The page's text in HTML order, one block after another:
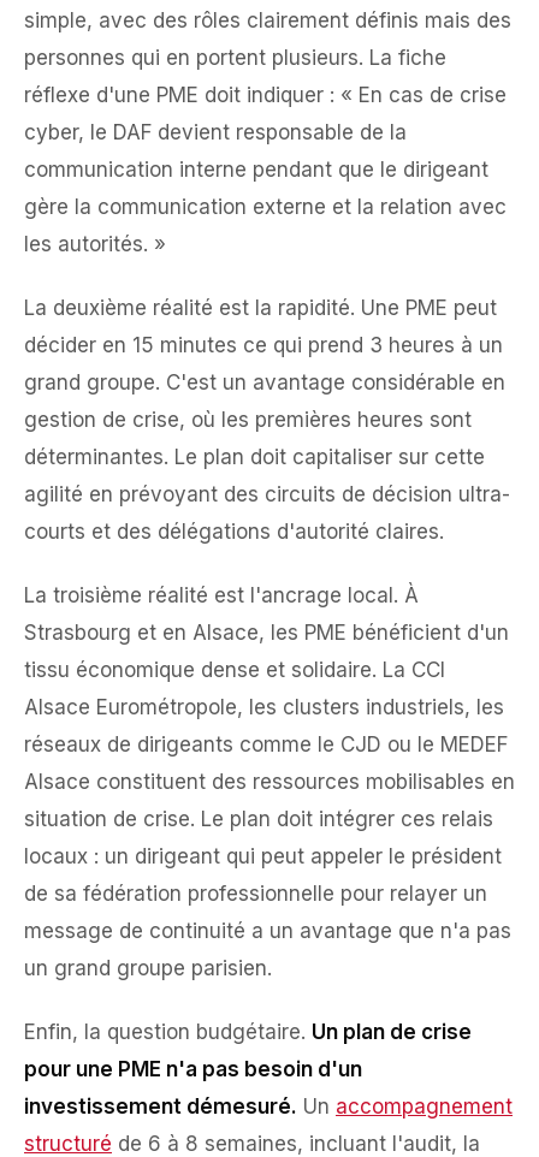
simple, avec des rôles clairement définis mais des
personnes qui en portent plusieurs. La fiche
réflexe d'une PME doit indiquer : « En cas de crise
cyber, le DAF devient responsable de la
communication interne pendant que le dirigeant
gère la communication externe et la relation avec
les autorités. »
La deuxième réalité est la rapidité. Une PME peut
décider en 15 minutes ce qui prend 3 heures à un
grand groupe. C'est un avantage considérable en
gestion de crise, où les premières heures sont
déterminantes. Le plan doit capitaliser sur cette
agilité en prévoyant des circuits de décision ultra-
courts et des délégations d'autorité claires.
La troisième réalité est l'ancrage local. À
Strasbourg et en Alsace, les PME bénéficient d'un
tissu économique dense et solidaire. La CCI
Alsace Eurométropole, les clusters industriels, les
réseaux de dirigeants comme le CJD ou le MEDEF
Alsace constituent des ressources mobilisables en
situation de crise. Le plan doit intégrer ces relais
locaux : un dirigeant qui peut appeler le président
de sa fédération professionnelle pour relayer un
message de continuité a un avantage que n'a pas
un grand groupe parisien.
Enfin, la question budgétaire. Un plan de crise
pour une PME n'a pas besoin d'un
investissement démesuré. Un accompagnement
structuré de 6 à 8 semaines, incluant l'audit, la